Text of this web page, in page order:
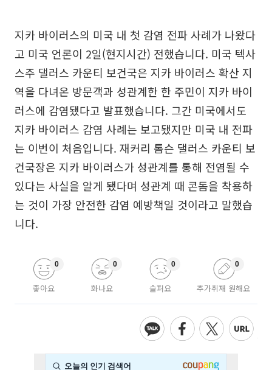
지카 바이러스의 미국 내 첫 감염 전파 사례가 나왔다
고 미국 언론이 2일(현지시간) 전했습니다. 미국 텍사
스주 댈러스 카운티 보건국은 지카 바이러스 확산 지
역을 다녀온 방문객과 성관계한 한 주민이 지카 바이
러스에 감염됐다고 발표했습니다. 그간 미국에서도
지카 바이러스 감염 사례는 보고됐지만 미국 내 전파
는 이번이 처음입니다. 재커리 톰슨 댈러스 카운티 보
건국장은 지카 바이러스가 성관계를 통해 전염될 수
있다는 사실을 알게 됐다며 성관계 때 콘돔을 착용하
는 것이 가장 안전한 감염 예방책일 것이라고 말했습
니다.
좋아요
0
화나요
0
슬퍼요
0
추가취재 원해요
0